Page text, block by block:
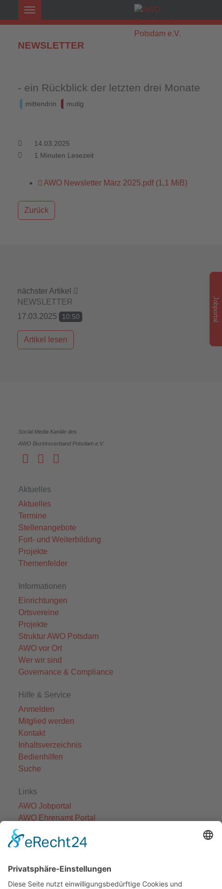
NEWSLETTER
- ein Rückblick der letzten drei Monate
mittendrin mutig
14.03.2025
1 Minuten Lesezeit
AWO Newsletter März 2025.pdf (1,1 MiB)
Zurück
nächster Artikel
NEWSLETTER
17.03.2025
10:50
Artikel lesen
Social Media Kanäle des
AWO Bezirksverband Potsdam e.V.
Aktuelles
Aktuelles
Termine
Stellenangebote
Fort- und Weiterbildung
Projekte
Themenfelder
Informationen
Einrichtungen
Ortsvereine
Projekte
Struktur AWO Potsdam
AWO vor Ort
Wer wir sind
Governance & Compliance
Hilfe & Service
Anmelden
Mitglied werden
Kontakt
Inhaltsverzeichnis
Bedienhilfen
Suche
Links
AWO Jobportal
AWO Ehrenamt Portal
AWO Schulgesundheitsfachkräfte
AWO Bundesverband
AWO Pflegeberatung
Jobportal